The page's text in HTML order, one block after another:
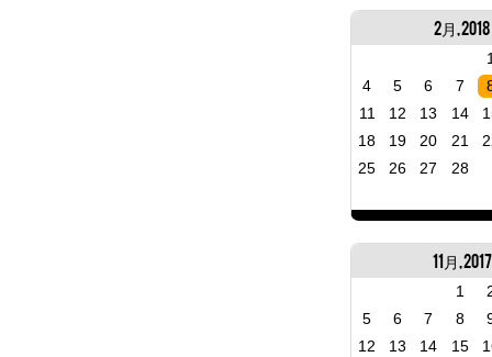
2月, 2018
4
5 6 7
11
12 13 14
18
19 20 21
25
26 27 28
11月, 2017
1
5
6 7 8
12
13 14 15